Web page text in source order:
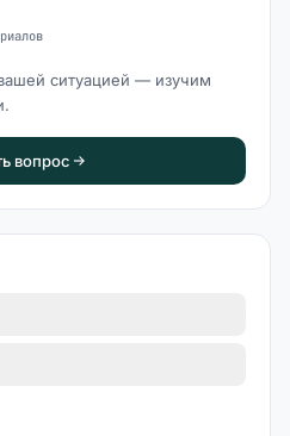
ситуацией — изучим
вопрос